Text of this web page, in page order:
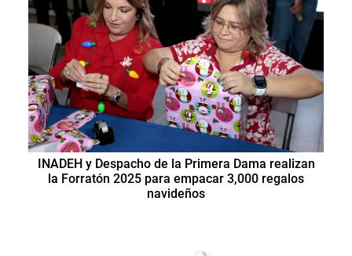
INADEH y Despacho de la Primera Dama realizan
la Forratón 2025 para empacar 3,000 regalos
navideños